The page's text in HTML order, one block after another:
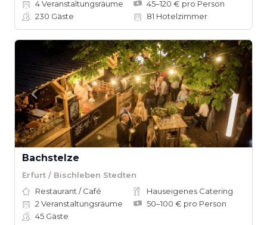
4Veranstaltungsräume
45–120 € pro Person
230 Gäste 81 Hotelzimmer
Bachstelze
Erfurt / Bischleben Stedten
Restaurant / Café
Hauseigenes Catering
2 Veranstaltungsräume
50–100 € pro Person
45 Gäste